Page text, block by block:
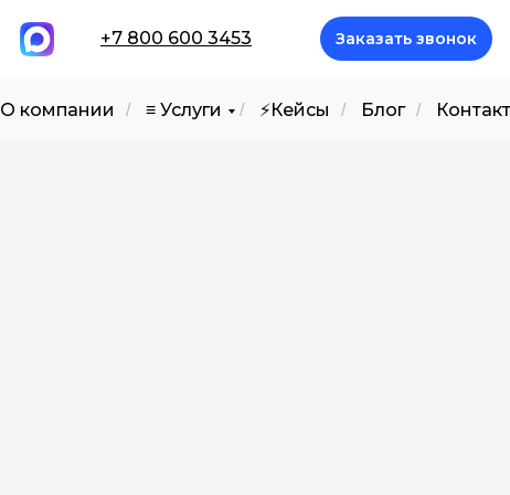
Заказать звонок
+7 800 600 3453
О компании / ≡ Услуги / ⚡️Кейсы / Блог /